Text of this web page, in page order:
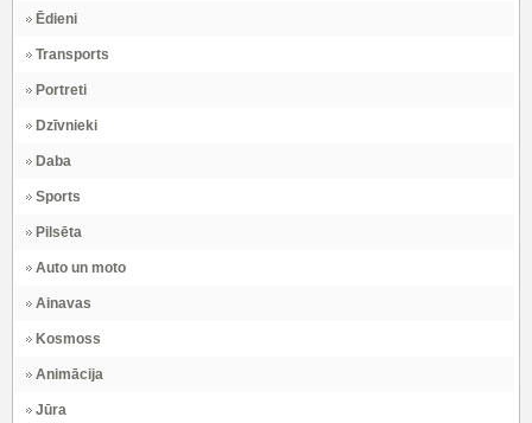
Ēdieni
Transports
Portreti
Dzīvnieki
Daba
Sports
Pilsēta
Auto un moto
Ainavas
Kosmoss
Animācija
Jūra